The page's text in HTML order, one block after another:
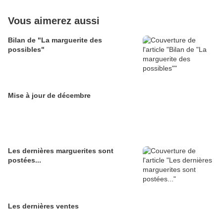
Vous aimerez aussi
Bilan de "La marguerite des
possibles"
Mise à jour de décembre
Les dernières marguerites sont
postées...
Les dernières ventes